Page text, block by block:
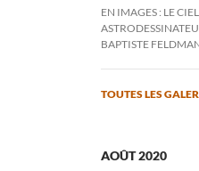
EN IMAGES : LE
BAPTISTE
TOUTES LES
AOÛT 2020